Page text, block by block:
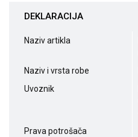
DEKLARACIJA
Naziv artikla
Naziv i vrsta robe
Uvoznik
Prava potrošača